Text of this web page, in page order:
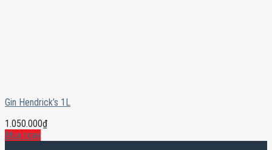
Gin Hendrick’s 1L
1.050.000₫
Mua ngay